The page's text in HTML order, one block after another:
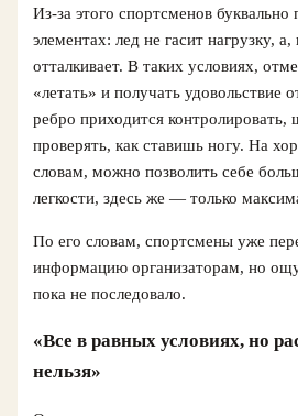
Из-за этого спортсменов буквально
элементах: лед не гасит нагрузку, а,
отталкивает. В таких условиях,
«летать» и получать удовольствие
ребро приходится
проверять, как ставишь ногу. На
словам, можно позволить себе
легкости, здесь же — только
По его словам, спортсмены уже
информацию организаторам, но
пока не последовало.
«Все в равных условиях, но
нельзя»